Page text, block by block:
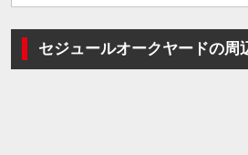
セジュールオークヤードの周